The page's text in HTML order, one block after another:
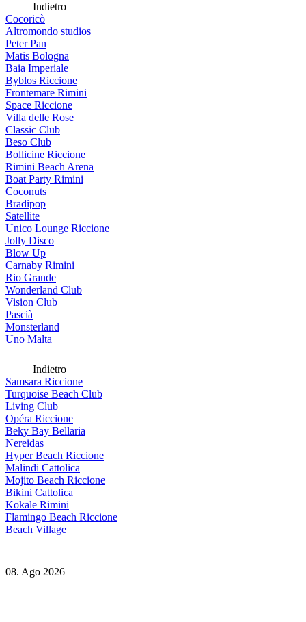
Indietro
Cocoricò
Altromondo studios
Peter Pan
Matis Bologna
Baia Imperiale
Byblos Riccione
Frontemare Rimini
Space Riccione
Villa delle Rose
Classic Club
Beso Club
Bollicine Riccione
Rimini Beach Arena
Boat Party Rimini
Coconuts
Bradipop
Satellite
Unico Lounge Riccione
Jolly Disco
Blow Up
Carnaby Rimini
Rio Grande
Wonderland Club
Vision Club
Pascià
Monsterland
Uno Malta
Indietro
Samsara Riccione
Turquoise Beach Club
Living Club
Opéra Riccione
Beky Bay Bellaria
Nereidas
Hyper Beach Riccione
Malindi Cattolica
Mojito Beach Riccione
Bikini Cattolica
Kokale Rimini
Flamingo Beach Riccione
Beach Village
08. Ago 2026